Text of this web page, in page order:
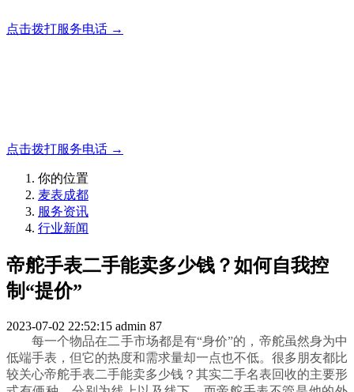
点击拨打服务电话 →
点击拨打服务电话 →
你的位置
麦表成都
服务资讯
行业新闻
帝舵手表二手能卖多少钱？如何自我控
制“提价”
2023-07-02 22:52:15 admin 87
每一个物品在二手市场都是有“身价”的，帝舵虽然身为中
低端手表，但它的热度和需求量却一点也不低。很多朋友都比
较关心帝舵手表二手能卖多少钱？其实二手名表回收的主要形